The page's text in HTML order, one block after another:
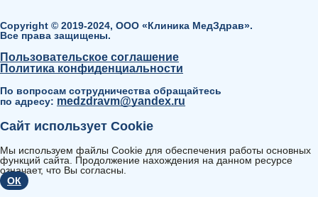
Copyright © 2019-2024, ООО «Клиника МедЗдрав».
Все права защищены.
Пользовательское соглашение
Политика конфиденциальности
По вопросам сотрудничества обращайтесь
по адресу: medzdravm@yandex.ru
Сайт использует Cookie
Мы используем файлы Cookie для обеспечения работы основных
функций сайта. Продолжение нахождения на данном ресурсе
означает, что Вы согласны.
ОК